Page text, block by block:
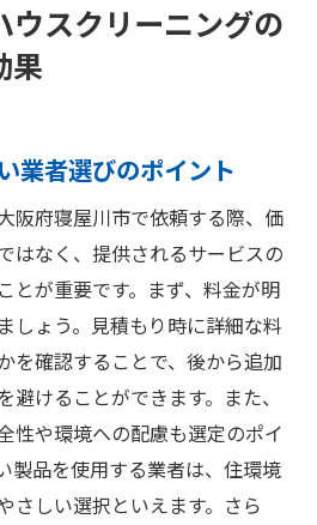
ウスクリーニングの
果
業者選びのポイント
阪府寝屋川市で依頼する際、価
はなく、提供されるサービスの
とが重要です。まず、料金が明
しょう。見積もり時に詳細な料
を確認することで、後から追加
けることができます。また、
性や環境への配慮も選定のポイ
製品を使用する業者は、住環境
さしい選択といえます。さら